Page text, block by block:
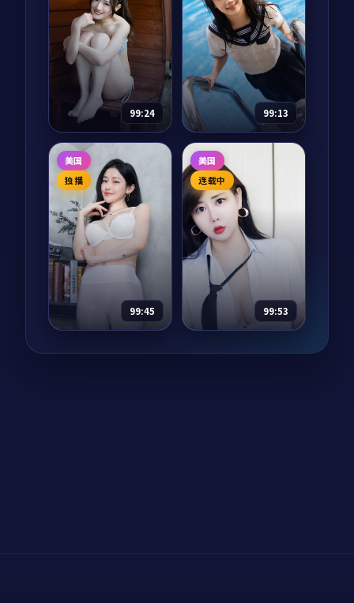
菲 等
雾岛信号是一部以犯
罪为核心的影视作
品，围绕危机、反转
与人物成长展开，整
体节奏紧凑，值得推
荐观看。
97,480 8.5 犯罪
长夜倒影是一部以战
争为核心的影视作
品，围绕危机、反转
与人物成长展开，整
体节奏紧凑，值得推
荐观看。
30,716 7.4
99:24
深海来信
纪录片 2024
主演：
易烊千玺、黄
渤 等
深海来信是一部以悬
疑为核心的影视作
品，围绕危机、反转
与人物成长展开，整
体节奏紧凑，值得推
荐观看。
73,463 9.4 悬疑
99:13
风暴迷雾·典藏
综艺 2024
主演：刘亦菲、黄渤
等
风暴迷雾·典藏是一
部以动漫为核心的影
视作品，围绕危机、
反转与人物成长展
开，整体节奏紧凑，
值得推荐观看。
80,989 8.5 动漫
美国
独播
99:45
异境降临·典藏
美国
连载中
99:53
迷城入口·典藏